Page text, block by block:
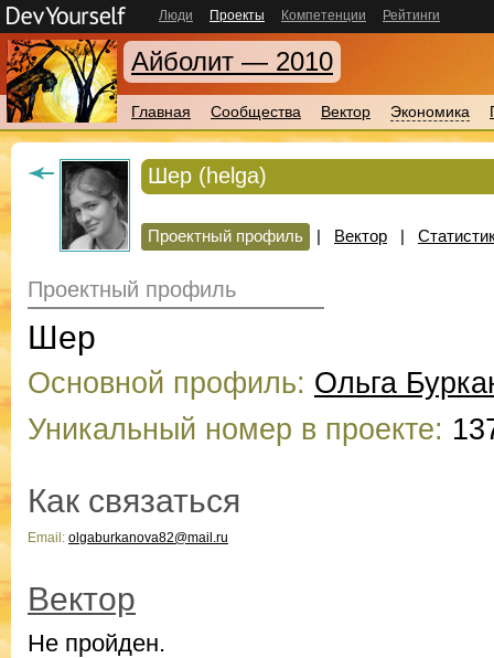
Люди Проекты Компетенции Рейтинги
Айболит — 2010
Главная Сообщества Вектор Экономика
Шер (helga)
Проектный профиль | Вектор |
Проектный профиль
Шер
Основной профиль: Ольга
Уникальный номер в проекте:
Как связаться
Email: olgaburkanova82@mail.ru
Вектор
Не пройден.